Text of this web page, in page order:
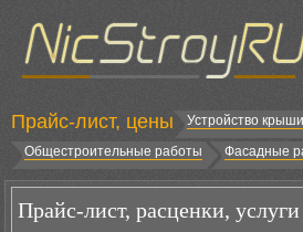
Прайс-лист, цены Устройство
Общестроительные работы
Фасадные
Прайс-лист, расценки, услуги